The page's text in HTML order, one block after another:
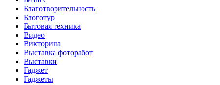
Благотворительность
Блоготур
Бытовая техника
Видео
Викторина
Выставка фоторабот
Выставки
Гаджет
Гаджеты